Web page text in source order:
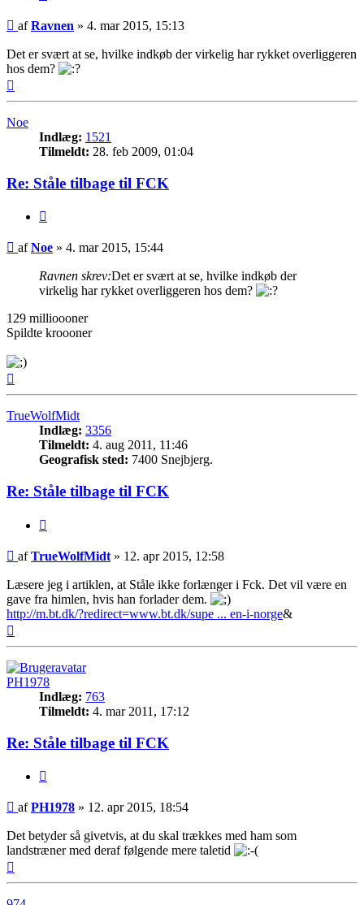
Indlæg
afRavnen » 4. mar 2015, 15:13
Det er svært at se, hvilke indkøb der virkelig har rykket overliggeren
hos dem?
Noe
Indlæg: 1521
Tilmeldt: 28. feb 2009, 01:04
Re: Ståle tilbage til FCK
Indlæg
afNoe » 4. mar 2015, 15:44
Ravnen skrev:Det er svært at se, hvilke indkøb der
virkelig har rykket overliggeren hos dem?
129 millioooner
Spildte kroooner
TrueWolfMidt
Indlæg: 3356
Tilmeldt: 4. aug 2011, 11:46
Geografisk sted: 7400 Snejbjerg.
Re: Ståle tilbage til FCK
Indlæg
afTrueWolfMidt » 12. apr 2015, 12:58
Læsere jeg i artiklen, at Ståle ikke forlænger i Fck. Det vil være en
gave fra himlen, hvis han forlader dem.
http://m.bt.dk/?redirect=www.bt.dk/supe ... en-i-norge&
PH1978
Indlæg: 763
Tilmeldt: 4. mar 2011, 17:12
Re: Ståle tilbage til FCK
Indlæg
afPH1978 » 12. apr 2015, 18:54
Det betyder så givetvis, at du skal trækkes med ham som
landstræner med deraf følgende mere taletid